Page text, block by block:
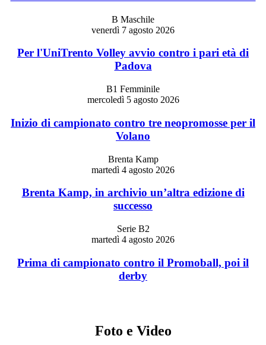
B Maschile
venerdì 7 agosto 2026
Per l'UniTrento Volley avvio contro i pari età di
Padova
B1 Femminile
mercoledì 5 agosto 2026
Inizio di campionato contro tre neopromosse per il
Volano
Brenta Kamp
martedì 4 agosto 2026
Brenta Kamp, in archivio un’altra edizione di
successo
Serie B2
martedì 4 agosto 2026
Prima di campionato contro il Promoball, poi il
derby
Foto e Video